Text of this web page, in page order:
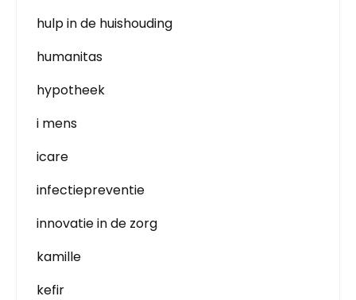
hulp in de huishouding
humanitas
hypotheek
i mens
icare
infectiepreventie
innovatie in de zorg
kamille
kefir